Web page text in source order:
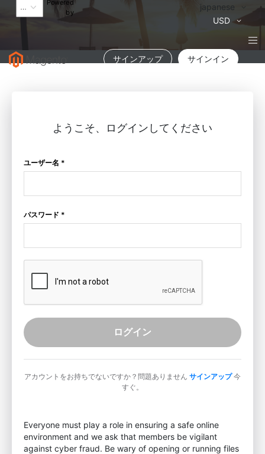
Powered
by
言
japanese
USD
サインアップ サインイン
ようこそ、ログインしてください
ユーザー名 *
パスワード *
ログイン
アカウントをお持ちでないですか？問題ありません サインアップ今
すぐ。
Everyone must play a role in ensuring a safe online
environment and we ask that members be vigilant
against cyber fraud. Be wary of opening or running files